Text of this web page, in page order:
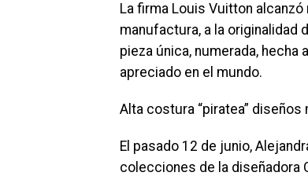
La firma Louis Vuitton
manufactura, a la originalidad
pieza única, numerada, hecha
apreciado en el mundo.
Alta costura “piratea” diseños
El pasado 12 de junio,
colecciones de la diseñadora